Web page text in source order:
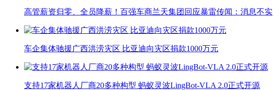
高管薪资归零、全员降薪！百强车商兰天集团回应暴雷传闻：消息不实
车企集体驰援广西洪涝灾区 比亚迪向灾区捐款1000万元
支持17家机器人厂商20多种构型 蚂蚁灵波LingBot-VLA 2.0正式开源